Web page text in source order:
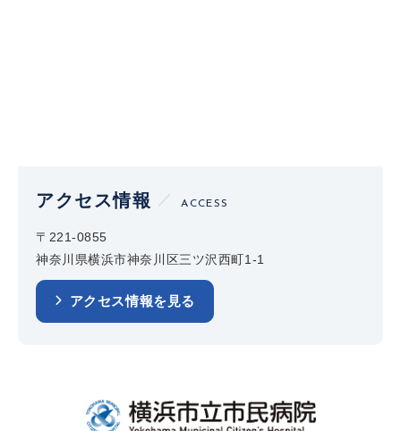
アクセス情報 ACCESS
〒221-0855
神奈川県横浜市神奈川区三ツ沢西町1-1
アクセス情報を見る